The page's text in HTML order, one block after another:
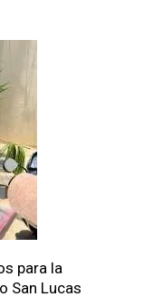
para la
San Lucas